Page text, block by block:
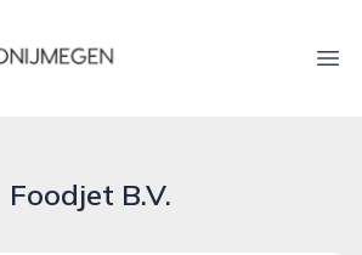
Foodjet B.V.